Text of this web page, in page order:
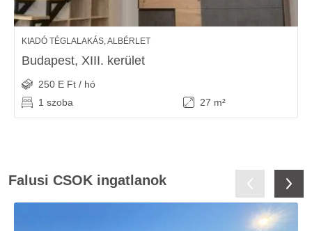
KIADÓ TÉGLALAKÁS, ALBÉRLET
Budapest, XIII. kerület
250 E Ft / hó
1 szoba
27 m²
Falusi CSOK ingatlanok